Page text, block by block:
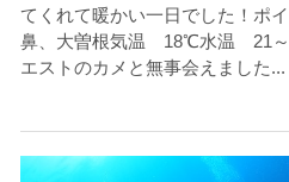
てくれて暖かい一日でした！ポ
鼻、大曽根気温 18℃水温 21
エストのカメと無事会えました...